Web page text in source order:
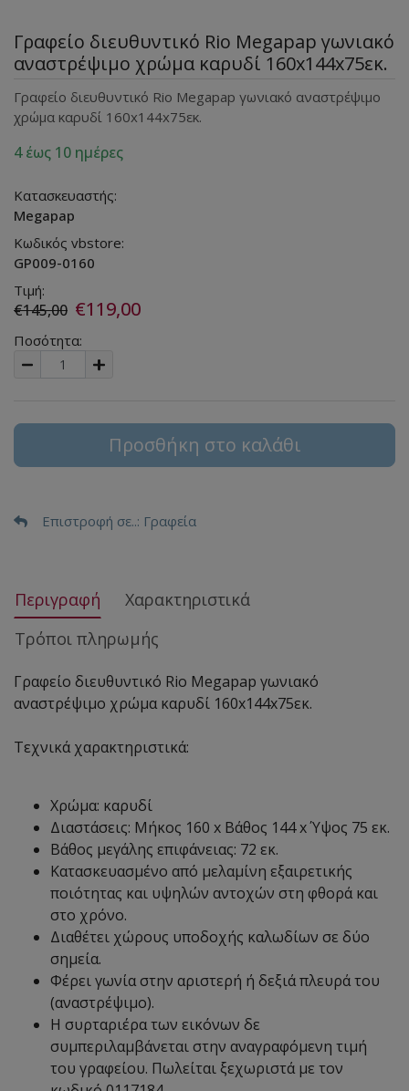
Γραφείο διευθυντικό Rio Megapap γωνιακό
αναστρέψιμο χρώμα καρυδί 160x144x75εκ.
Γραφείο διευθυντικό Rio Megapap γωνιακό αναστρέψιμο
χρώμα καρυδί 160x144x75εκ.
4 έως 10 ημέρες
Κατασκευαστής:
Megapap
Κωδικός vbstore:
GP009-0160
Τιμή:
€145,00 €119,00
Ποσότητα:
Προσθήκη στο καλάθι
Επιστροφή σε..: Γραφεία
Περιγραφή
Χαρακτηριστικά
Τρόποι πληρωμής
Γραφείο διευθυντικό Rio Megapap γωνιακό
αναστρέψιμο χρώμα καρυδί 160x144x75εκ.
Τεχνικά χαρακτηριστικά:
Χρώμα: καρυδί
Διαστάσεις: Μήκος 160 x Βάθος 144 x Ύψος 75 εκ.
Βάθος μεγάλης επιφάνειας: 72 εκ.
Κατασκευασμένο από μελαμίνη εξαιρετικής
ποιότητας και υψηλών αντοχών στη φθορά και
στο χρόνο.
Διαθέτει χώρους υποδοχής καλωδίων σε δύο
σημεία.
Φέρει γωνία στην αριστερή ή δεξιά πλευρά του
(αναστρέψιμο).
Η συρταριέρα των εικόνων δε
συμπεριλαμβάνεται στην αναγραφόμενη τιμή
του γραφείου. Πωλείται ξεχωριστά με τον